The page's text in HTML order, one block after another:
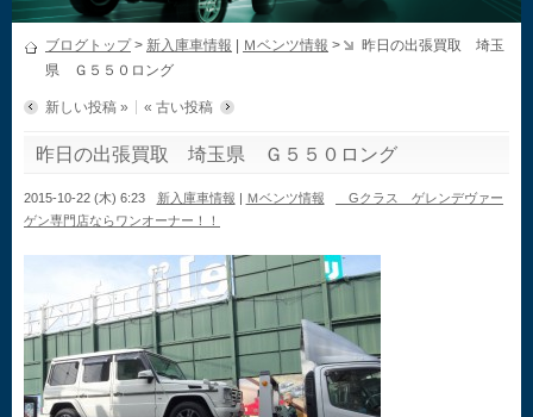
ブログトップ> 新入庫車情報 Ｍベンツ情報 >
昨日の出張買取 埼玉
県 Ｇ５５０ロング
新しい投稿 » « 古い投稿
昨日の出張買取 埼玉県 Ｇ５５０ロング
2015-10-22 (木) 6:23 新入庫車情報 | Ｍベンツ情報
Gクラス ゲレンデヴァー
ゲン専門店ならワンオーナー！！